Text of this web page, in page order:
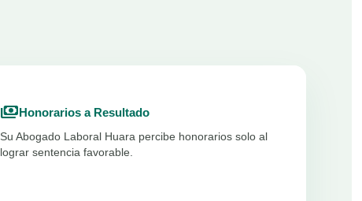
paymentsHonorarios a Resultado
Su Abogado Laboral Huara percibe honorarios solo al
lograr sentencia favorable.